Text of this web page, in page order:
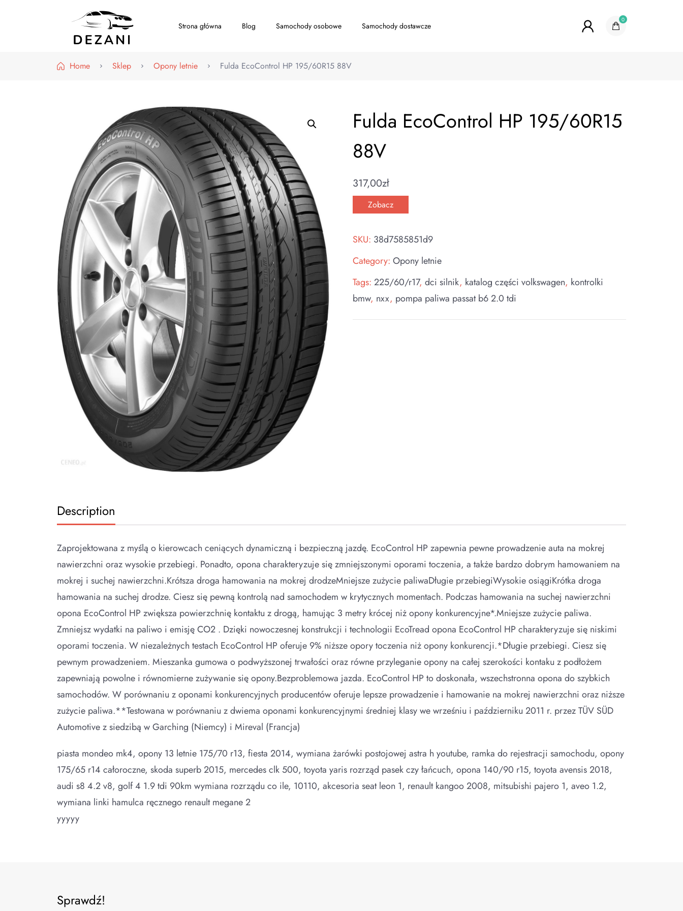
Strona główna Blog Samochody osobowe Samochody dostawcze
0
Home Sklep Opony letnie Fulda EcoControl HP 195/60R15 88V
Fulda EcoControl HP 195/60R15
88V
317,00zł
Zobacz
SKU: 38d7585851d9
Category:Opony letnie
Tags:225/60/r17,dci silnik, katalog części volkswagen, kontrolki
bmw, nxx, pompa paliwa passat b6 2.0 tdi
Description
Zaprojektowana z myślą o kierowcach ceniących dynamiczną i bezpieczną jazdę. EcoControl HP zapewnia pewne prowadzenie auta na mokrej
nawierzchni oraz wysokie przebiegi. Ponadto, opona charakteryzuje się zmniejszonymi oporami toczenia, a także bardzo dobrym hamowaniem na
mokrej i suchej nawierzchni.Krótsza droga hamowania na mokrej drodzeMniejsze zużycie paliwaDługie przebiegiWysokie osiągiKrótka droga
hamowania na suchej drodze. Ciesz się pewną kontrolą nad samochodem w krytycznych momentach. Podczas hamowania na suchej nawierzchni
opona EcoControl HP zwiększa powierzchnię kontaktu z drogą, hamując 3 metry krócej niż opony konkurencyjne*.Mniejsze zużycie paliwa.
Zmniejsz wydatki na paliwo i emisję CO2 . Dzięki nowoczesnej konstrukcji i technologii EcoTread opona EcoControl HP charakteryzuje się niskimi
oporami toczenia. W niezależnych testach EcoControl HP oferuje 9% niższe opory toczenia niż opony konkurencji.*Długie przebiegi. Ciesz się
pewnym prowadzeniem. Mieszanka gumowa o podwyższonej trwałości oraz równe przyleganie opony na całej szerokości kontaku z podłożem
zapewniają powolne i równomierne zużywanie się opony.Bezproblemowa jazda. EcoControl HP to doskonała, wszechstronna opona do szybkich
samochodów. W porównaniu z oponami konkurencyjnych producentów oferuje lepsze prowadzenie i hamowanie na mokrej nawierzchni oraz niższe
zużycie paliwa.**Testowana w porównaniu z dwiema oponami konkurencyjnymi średniej klasy we wrześniu i październiku 2011 r. przez TÜV SÜD
Automotive z siedzibą w Garching (Niemcy) i Mireval (Francja)
piasta mondeo mk4, opony 13 letnie 175/70 r13, fiesta 2014, wymiana żarówki postojowej astra h youtube, ramka do rejestracji samochodu, opony
175/65 r14 całoroczne, skoda superb 2015, mercedes clk 500, toyota yaris rozrząd pasek czy łańcuch, opona 140/90 r15, toyota avensis 2018,
audi s8 4.2 v8, golf 4 1.9 tdi 90km wymiana rozrządu co ile, 10110, akcesoria seat leon 1, renault kangoo 2008, mitsubishi pajero 1, aveo 1.2,
wymiana linki hamulca ręcznego renault megane 2
yyyyy
Sprawdź!